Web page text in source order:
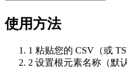
使用方法
1 粘贴您的 CSV（或
2 设置根元素名称（默